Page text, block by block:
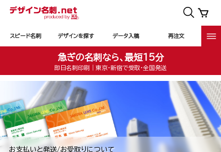
スピード名刺 デザインを探す データ入稿 再注文
急ぎの名刺なら、最短15分
即日名刺印刷｜東京・新宿で受取・全国発送
お支払いと発送/お受取りについて